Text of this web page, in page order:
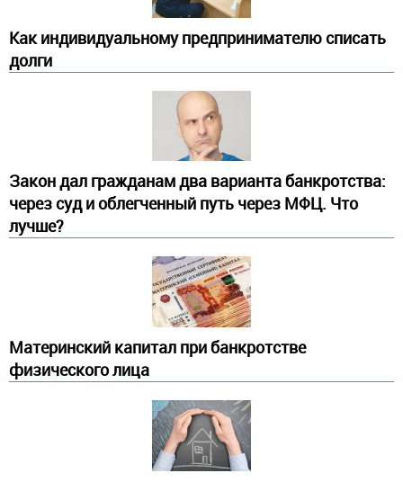
Как индивидуальному предпринимателю списать
долги
Закон дал гражданам два варианта банкротства:
через суд и облегченный путь через МФЦ. Что
лучше?
Материнский капитал при банкротстве
физического лица